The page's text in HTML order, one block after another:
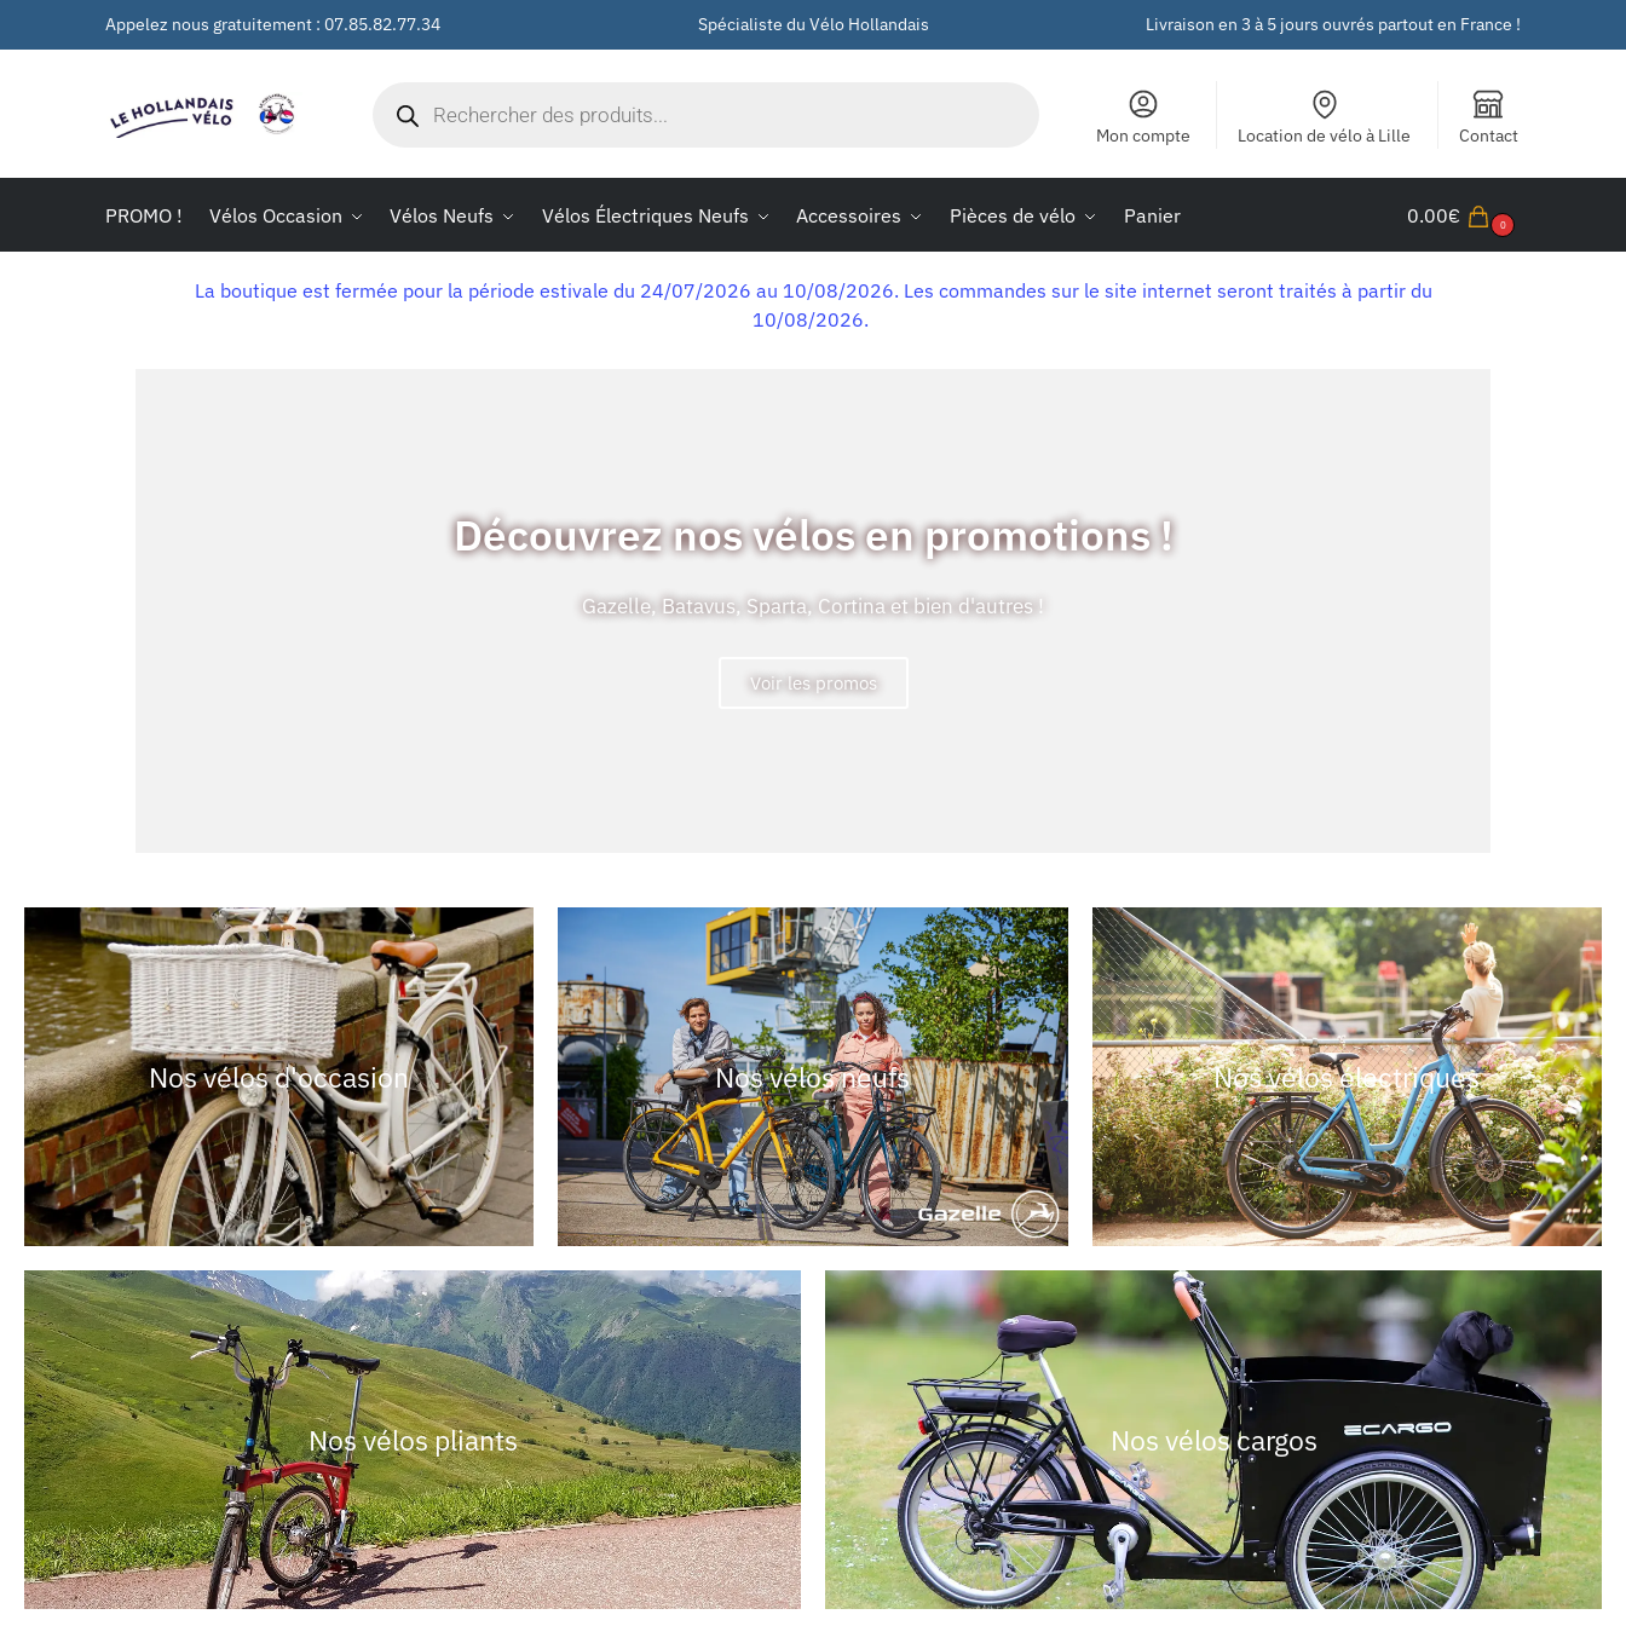
Appelez nous gratuitement : 07.85.82.77.34 Spécialiste du Vélo Hollandais Livraison en 3 à 5 jours ouvrés partout en France !
Mon compte Location de vélo à Lille Contact
PROMO ! Vélos Occasion Vélos Neufs Vélos Électriques Neufs Accessoires Pièces de vélo Panier 0.00€ 0
La boutique est fermée pour la période estivale du 24/07/2026 au 10/08/2026. Les commandes sur le site internet seront traités à partir du
10/08/2026.
Découvrez nos vélos en promotions !
Gazelle, Batavus, Sparta, Cortina et bien d'autres !
Voir les promos
Nos vélos d'occasion Nos vélos neufs Nos vélos électriques
Nos vélos pliants Nos vélos cargos